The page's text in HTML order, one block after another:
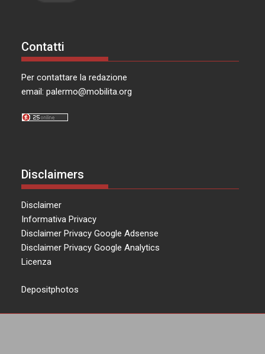
Contatti
Per contattare la redazione
email:palermo@mobilita.org
Disclaimers
Disclaimer
Informativa Privacy
Disclaimer Privacy Google Adsense
Disclaimer Privacy Google Analytics
Licenza
Depositphotos